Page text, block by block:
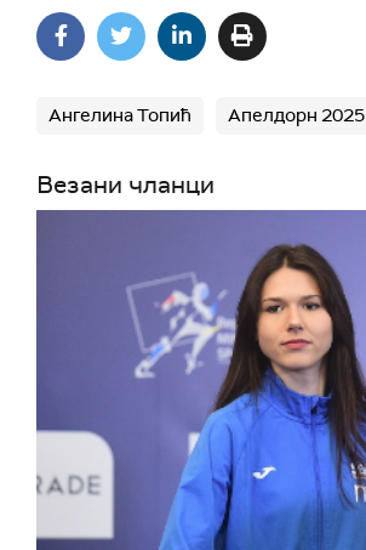
Ангелина Топић Апелдорн 2025
Везани чланци